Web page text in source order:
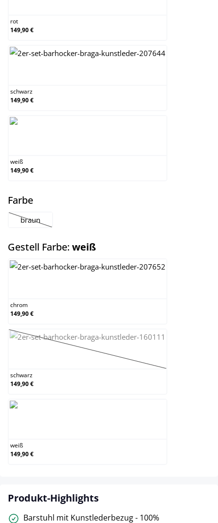
rot
149,90 €
schwarz
149,90 €
weiß
149,90 €
Farbeauswählen
braun
(Diese Option ist zurzeit nicht verfügbar.)
Gestell Farbe: weißauswählen
chrom
149,90 €
schwarz
(Diese Option ist zurzeit nicht verfügbar.)
schwarz
149,90 €
weiß
149,90 €
Produkt-Highlights
Barstuhl mit Kunstlederbezug - 100%